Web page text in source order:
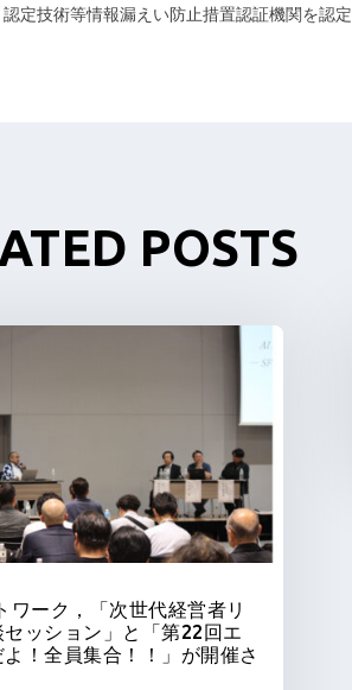
定技術等情報漏えい防止措置認証機関を認定
POSTS
ワーク，「次世代経営者リ
セッション」と「第22回エ
よ！全員集合！！」が開催さ